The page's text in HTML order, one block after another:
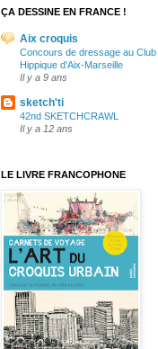
ÇA DESSINE EN FRANCE !
Aix croquis
Concours de dressage au Club
Hippique d'Aix-Marseille
Il y a 9 ans
sketch'ti
42nd SKETCHCRAWL
Il y a 12 ans
LE LIVRE FRANCOPHONE